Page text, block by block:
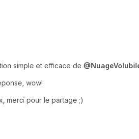
simple et efficace de
wow!
merci pour le partage ;)